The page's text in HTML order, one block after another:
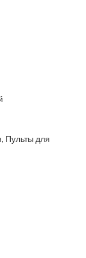
Пульты для